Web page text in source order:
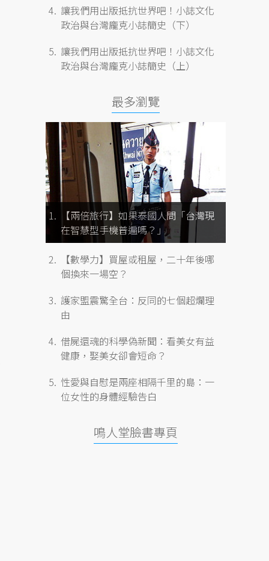
讓我們用出版抵抗世界吧！小誌文化
政治與台灣龐克小誌簡史（下）
讓我們用出版抵抗世界吧！小誌文化
政治與台灣龐克小誌簡史（上）
最多瀏覽
【兩倍旅行】如果泰國人問「台灣現
在智慧型手機普遍嗎？」
【數學力】買屋或租屋，二十年後哪
個換來一場空？
護家盟震驚全台：反同的七個超爛理
由
借屍還魂的科學偽新聞：看美女有益
健康，娶美女卻會短命？
性愛與自慰是兩座相隔千里的島：一
位女性的身體經驗告白
鳴人堂臉書專頁